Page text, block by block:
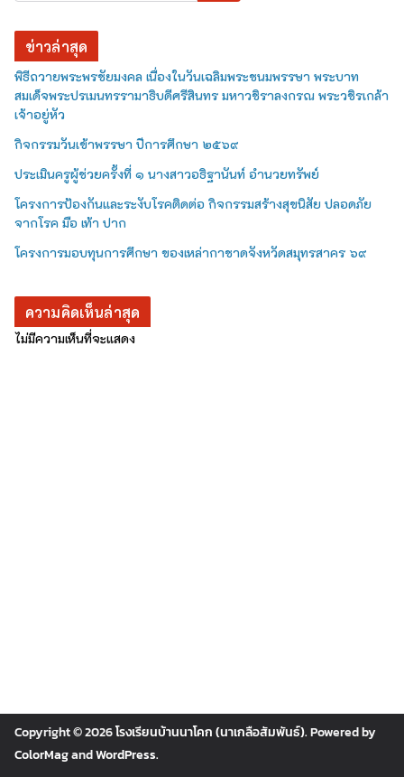
ข่าวล่าสุด
พิธีถวายพระพรชัยมงคล เนื่องในวันเฉลิมพระชนมพรรษา พระบาท
สมเด็จพระปรเมนทรรามาธิบดีศรีสินทร มหาวชิราลงกรณ พระวชิรเกล้า
เจ้าอยู่หัว
กิจกรรมวันเข้าพรรษา ปีการศึกษา ๒๕๖๙
ประเมินครูผู้ช่วยครั้งที่ ๑ นางสาวอธิฐานันท์ อำนวยทรัพย์
โครงการป้องกันและระงับโรคติดต่อ กิจกรรมสร้างสุขนิสัย ปลอดภัย
จากโรค มือ เท้า ปาก
โครงการมอบทุนการศึกษา ของเหล่ากาชาดจังหวัดสมุทรสาคร ๖๙
ความคิดเห็นล่าสุด
ไม่มีความเห็นที่จะแสดง
Copyright © 2026โรงเรียนบ้านนาโคก (นาเกลือสัมพันธ์). Powered by
ColorMagandWordPress.